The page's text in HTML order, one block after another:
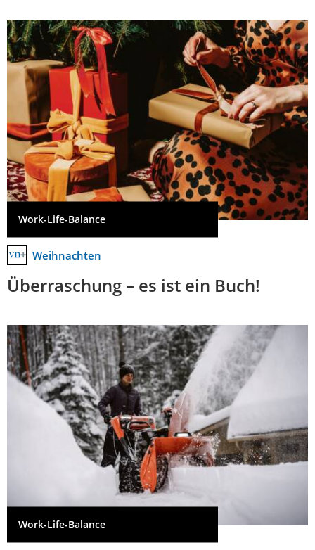
Work-Life-Balance
Weihnachten
Überraschung – es ist ein Buch!
Work-Life-Balance